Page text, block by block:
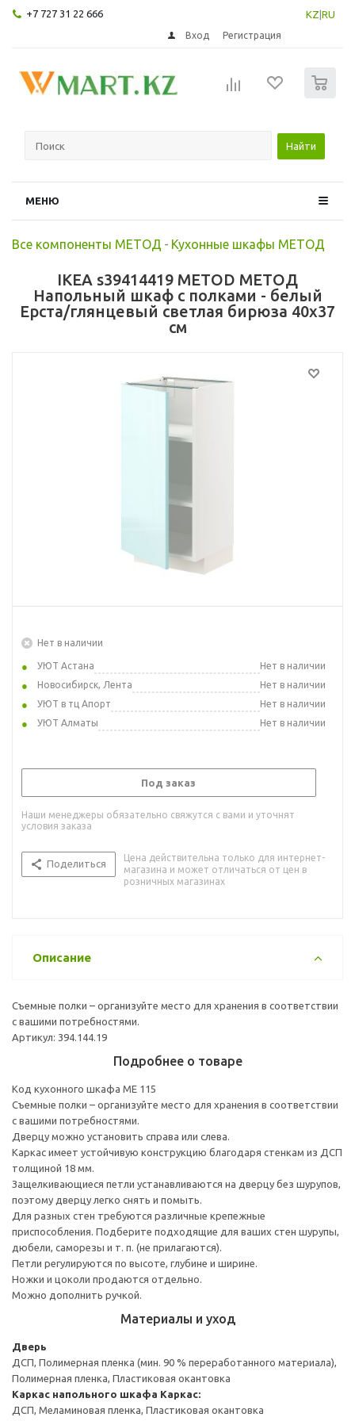
+7 727 31 22 666 KZ RU
Вход Регистрация
Найти
МЕНЮ
Все компоненты МЕТОД - Кухонные шкафы МЕТОД
IKEA s39414419 METOD МЕТОД
Напольный шкаф с полками - белый
Ерста/глянцевый светлая бирюза 40x37
см
Нет в наличии
УЮТ Астана
Нет в наличии
Новосибирск, Лента
Нет в наличии
УЮТ в тц Апорт
Нет в наличии
УЮТ Алматы
Нет в наличии
Под заказ
Наши менеджеры обязательно свяжутся с вами и уточнят
условия заказа
Поделиться
Цена действительна только для интернет-
магазина и может отличаться от цен в
розничных магазинах
Описание
Съемные полки – организуйте место для хранения в соответствии
с вашими потребностями.
Артикул: 394.144.19
Подробнее о товаре
Код кухонного шкафа ME 115
Съемные полки – организуйте место для хранения в соответствии
с вашими потребностями.
Дверцу можно установить справа или слева.
Каркас имеет устойчивую конструкцию благодаря стенкам из ДСП
толщиной 18 мм.
Защелкивающиеся петли устанавливаются на дверцу без шурупов,
поэтому дверцу легко снять и помыть.
Для разных стен требуются различные крепежные
приспособления. Подберите подходящие для ваших стен шурупы,
дюбели, саморезы и т. п. (не прилагаются).
Петли регулируются по высоте, глубине и ширине.
Ножки и цоколи продаются отдельно.
Можно дополнить ручкой.
Материалы и уход
Дверь
ДСП, Полимерная пленка (мин. 90 % переработанного материала),
Полимерная пленка, Пластиковая окантовка
Каркас напольного шкафа Каркас:
ДСП, Меламиновая пленка, Пластиковая окантовка